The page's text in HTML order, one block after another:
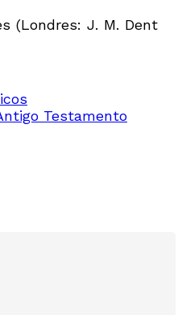
(Londres: J. M. Dent
Testamento